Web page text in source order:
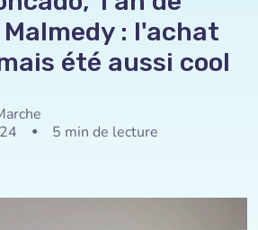
: l'achat
été aussi cool
• 5 min de lecture